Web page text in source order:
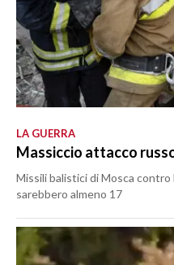
LA GUERRA
Massiccio attacco
Missili balistici di Mosca
sarebbero almeno 17